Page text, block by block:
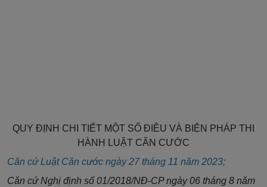
QUY ĐỊNH CHI TIẾT MỘT SỐ ĐIỀU VÀ BIỆN PHÁP THI
HÀNH LUẬT CĂN CƯỚC
Căn cứ Luật Căn cước ngày 27 tháng 11 năm 2023;
Căn cứ Nghị định số 01/2018/NĐ-CP ngày 06 tháng 8 năm